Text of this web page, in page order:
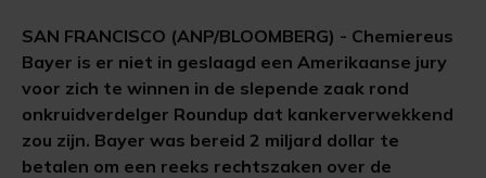
SAN FRANCISCO (ANP/BLOOMBERG) - Chemiereus
Bayer is er niet in geslaagd een Amerikaanse jury
voor zich te winnen in de slepende zaak rond
onkruidverdelger Roundup dat kankerverwekkend
zou zijn. Bayer was bereid 2 miljard dollar te
betalen om een reeks rechtszaken over de